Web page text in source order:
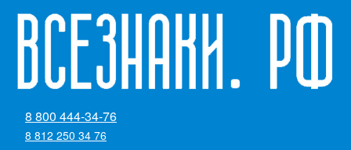
8 800 444-34-76
8 812 250 34 76